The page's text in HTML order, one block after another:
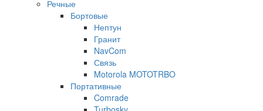
Речные
Бортовые
Нептун
Гранит
NavCom
Связь
Motorola MOTOTRBO
Портативные
Comrade